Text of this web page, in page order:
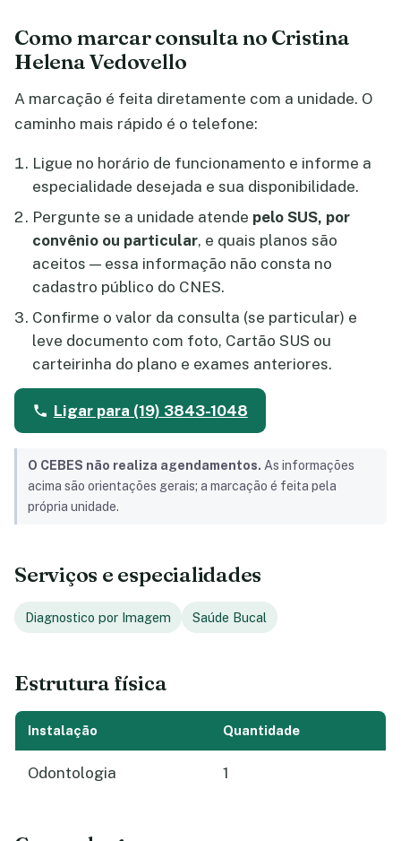
Como marcar consulta no Cristina
Helena Vedovello
A marcação é feita diretamente com a unidade. O
caminho mais rápido é o telefone:
Ligue no horário de funcionamento e informe a
especialidade desejada e sua disponibilidade.
Pergunte se a unidade atende pelo SUS, por
convênio ou particular, e quais planos são
aceitos — essa informação não consta no
cadastro público do CNES.
Confirme o valor da consulta (se particular) e
leve documento com foto, Cartão SUS ou
carteirinha do plano e exames anteriores.
Ligar para (19) 3843-1048
O CEBES não realiza agendamentos. As informações
acima são orientações gerais; a marcação é feita pela
própria unidade.
Serviços e especialidades
Diagnostico por Imagem Saúde Bucal
Estrutura física
Instalação Quantidade
Odontologia 1